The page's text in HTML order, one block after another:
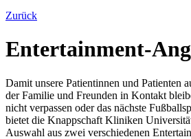
Zurück
Entertainment-
Damit unsere Patientinnen und Patienten
der Familie und Freunden in Kontakt
nicht verpassen oder das nächste
bietet die Knappschaft Kliniken
Auswahl aus zwei verschiedenen